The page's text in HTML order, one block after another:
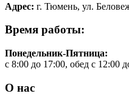
Адрес: г. Тюмень, ул.
Время работы:
Понедельник-Пятница:
с 8:00 до 17:00, обед с 12:00
О нас